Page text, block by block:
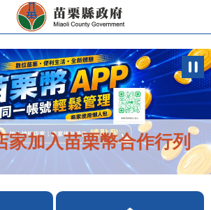
家加入苗栗幣合作行列